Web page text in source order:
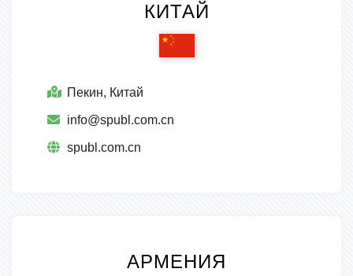
КИТАЙ
Пекин, Китай
info@spubl.com.cn
spubl.com.cn
АРМЕНИЯ